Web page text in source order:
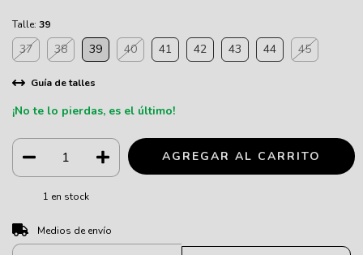
Talle: 39
37 38 39 40 41 42 43 44 45
Guía de talles
¡No te lo pierdas, es el último!
1 en stock
Entregas para el CP:
Medios de envío